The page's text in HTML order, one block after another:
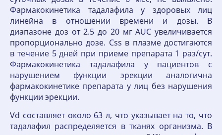
Фармакокинетика тадалафила у здоровых лиц
линейна в отношении времени и дозы. В
диапазоне доз от 2.5 до 20 мг AUC увеличивается
пропорционально дозе. Css в плазме достигаются
в течение 5 дней при приеме препарата 1 раз/сут.
Фармакокинетика тадалафила у пациентов с
нарушением функции эрекции аналогична
фармакокинетике препарата у лиц без нарушения
функции эрекции.
Vd составляет около 63 л, что указывает на то, что
тадалафил распределяется в тканях организма. В